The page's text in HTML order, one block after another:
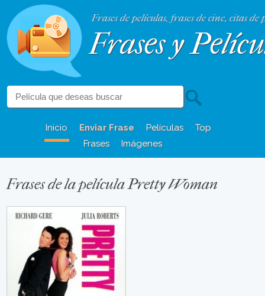
Frases de películas, frases de cine, citas de
Frases y
Inicio Enviar Frase Películas
Top
Frases
Imágenes
Frases de la película Pretty Woman